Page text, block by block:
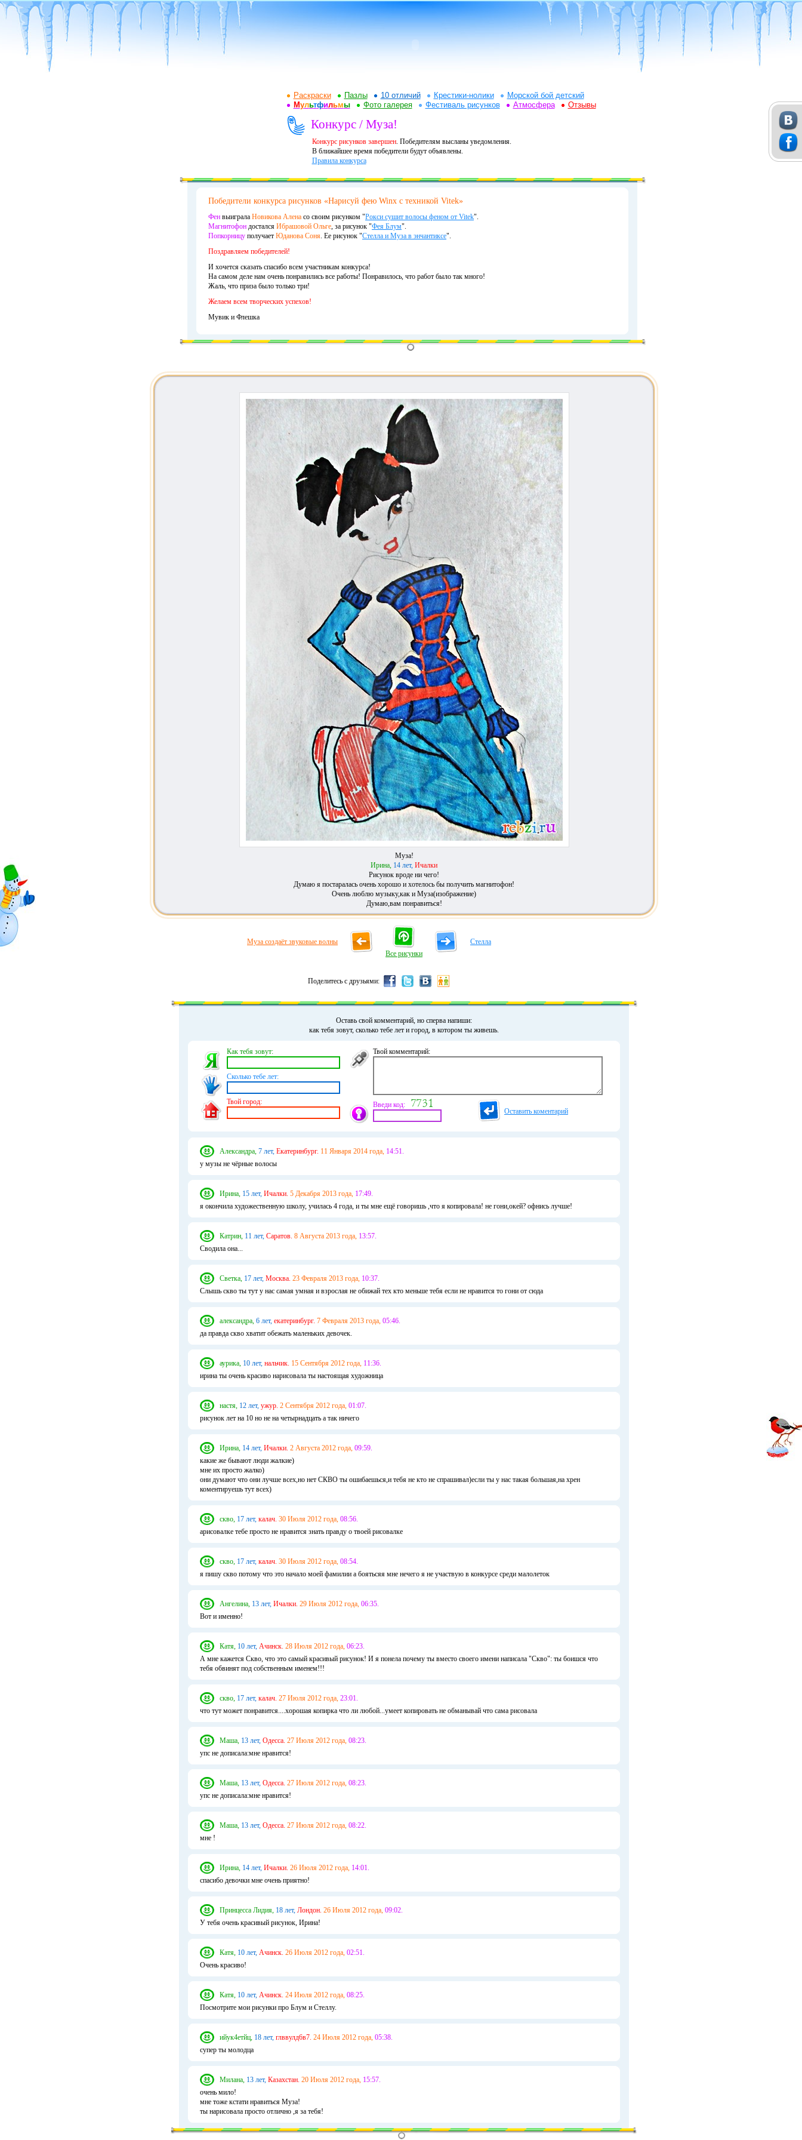
Раскраски Пазлы 10 отличий Крестики-нолики
Морской бой детский
Мультфильмы Фото галерея Фестиваль рисунков Атмосфера Отзывы
Конкурс / Муза!
Конкурс рисунков завершен. Победителям высланы уведомления.
В ближайшее время победители будут объявлены.
Правила конкурса
Победители конкурса рисунков «Нарисуй фею Winx с техникой Vitek»
Фен выиграла Новикова Алена со своим рисунком "Рокси сушит волосы феном от Vitek".
Магнитофон достался Ибрашовой Ольге, за рисунок "Фея Блум".
Попкорницу получает Юданова Соня. Ее рисунок "Стелла и Муза в энчантиксе".
Поздравляем победителей!
И хочется сказать спасибо всем участникам конкурса!
На самом деле нам очень понравились все работы! Понравилось, что работ было так много!
Жаль, что приза было только три!
Желаем всем творческих успехов!
Мувик и Флешка
Муза!
Ирина, 14 лет, Ичалки
Рисунок вроде ни чего!
Думаю я постаралась очень хорошо и хотелось бы получить магнитофон!
Очень люблю музыку,как и Муза(изображение)
Думаю,вам понравиться!
Муза создаёт звуковые волны
Все рисунки
Стелла
Поделитесь с друзьями:
Оставь свой комментарий, но сперва напиши:
как тебя зовут, сколько тебе лет и город, в котором ты живешь.
Как тебя зовут:
Сколько тебе лет:
Твой город:
Твой комментарий:
Введи код:
Оставить коментарий
Александра, 7 лет, Екатеринбург. 11 Января 2014 года, 14:51.
у музы не чёрные волосы
Ирина, 15 лет, Ичалки. 5 Декабря 2013 года, 17:49.
я окончила художественную школу, училась 4 года, и ты мне ещё говоришь ,что я копировала! не гони,окей? офнись лучше!
Катрин, 11 лет, Саратов. 8 Августа 2013 года, 13:57.
Сводила она...
Светка, 17 лет, Москва. 23 Февраля 2013 года, 10:37.
Слышь скво ты тут у нас самая умная и взрослая не обижай тех кто меньше тебя если не нравится то гони от сюда
александра, 6 лет, екатеринбург. 7 Февраля 2013 года, 05:46.
да правда скво хватит обежать маленьких девочек.
аурика, 10 лет, нальчик. 15 Сентября 2012 года, 11:36.
ирина ты очень красиво нарисовала ты настоящая художница
настя, 12 лет, ужур. 2 Сентября 2012 года, 01:07.
рисунок лет на 10 но не на четырнадцать а так ничего
Ирина, 14 лет, Ичалки. 2 Августа 2012 года, 09:59.
какие же бывают люди жалкие)
мне их просто жалко)
они думают что они лучше всех,но нет СКВО ты ошибаешься,и тебя не кто не спрашивал)если ты у нас такая большая,на хрен
коментируешь тут всех)
скво, 17 лет, калач. 30 Июля 2012 года, 08:56.
арисовалке тебе просто не нравится знать правду о твоей рисовалке
скво, 17 лет, калач. 30 Июля 2012 года, 08:54.
я пишу скво потому что это начало моей фамилии а боятьсяя мне нечего я не участвую в конкурсе среди малолеток
Ангелина, 13 лет, Ичалки. 29 Июля 2012 года, 06:35.
Вот и именно!
Катя, 10 лет, Ачинск. 28 Июля 2012 года, 06:23.
А мне кажется Скво, что это самый красивый рисунок! И я понела почему ты вместо своего имени написала "Скво": ты боишся что
тебя обвинят под собственным именем!!!
скво, 17 лет, калач. 27 Июля 2012 года, 23:01.
что тут может понравится....хорошая копирка что ли любой...умеет копировать не обманывай что сама рисовала
Маша, 13 лет, Одесса. 27 Июля 2012 года, 08:23.
упс не дописала:мне нравится!
Маша, 13 лет, Одесса. 27 Июля 2012 года, 08:23.
упс не дописала:мне нравится!
Маша, 13 лет, Одесса. 27 Июля 2012 года, 08:22.
мне !
Ирина, 14 лет, Ичалки. 26 Июля 2012 года, 14:01.
спасибо девочки мне очень приятно!
Принцесса Лидия, 18 лет, Лондон. 26 Июля 2012 года, 09:02.
У тебя очень красивый рисунок, Ирина!
Катя, 10 лет, Ачинск. 26 Июля 2012 года, 02:51.
Очень красиво!
Катя, 10 лет, Ачинск. 24 Июля 2012 года, 08:25.
Посмотрите мои рисунки про Блум и Стеллу.
ийук4етйц, 18 лет, глввулд6в7. 24 Июля 2012 года, 05:38.
супер ты молодца
Милана, 13 лет, Казахстан. 20 Июля 2012 года, 15:57.
очень мило!
мне тоже кстати нравиться Муза!
ты нарисовала просто отлично ,я за тебя!